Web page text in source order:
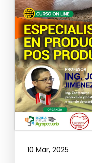
10 Mar, 2025